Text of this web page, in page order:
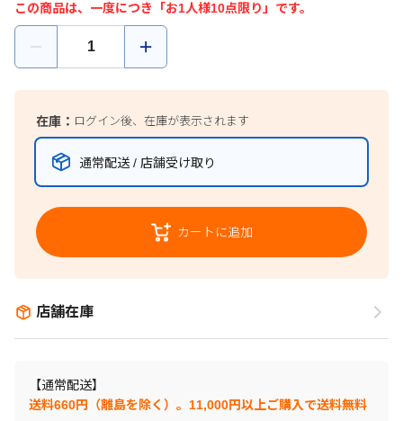
この商品は、一度につき「お1人様10点限り」です。
在庫： ログイン後、在庫が表示されます
通常配送 / 店舗受け取り
カートに追加
店舗在庫
【通常配送】
送料660円（離島を除く）。11,000円以上ご購入で送料無料